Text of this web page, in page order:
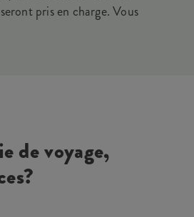
pris en charge. Vous
de voyage,